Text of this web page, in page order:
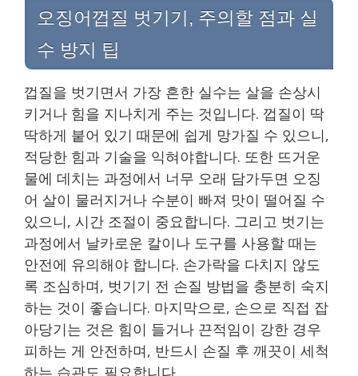
오징어껍질 벗기기, 주의할 점과 실
수 방지 팁
껍질을 벗기면서 가장 흔한 실수는 살을 손상시
키거나 힘을 지나치게 주는 것입니다. 껍질이 딱
딱하게 붙어 있기 때문에 쉽게 망가질 수 있으니,
적당한 힘과 기술을 익혀야합니다. 또한 뜨거운
물에 데치는 과정에서 너무 오래 담가두면 오징
어 살이 물러지거나 수분이 빠져 맛이 떨어질 수
있으니, 시간 조절이 중요합니다. 그리고 벗기는
과정에서 날카로운 칼이나 도구를 사용할 때는
안전에 유의해야 합니다. 손가락을 다치지 않도
록 조심하며, 벗기기 전 손질 방법을 충분히 숙지
하는 것이 좋습니다. 마지막으로, 손으로 직접 잡
아당기는 것은 힘이 들거나 끈적임이 강한 경우
피하는 게 안전하며, 반드시 손질 후 깨끗이 세척
하는 습관도 필요합니다.